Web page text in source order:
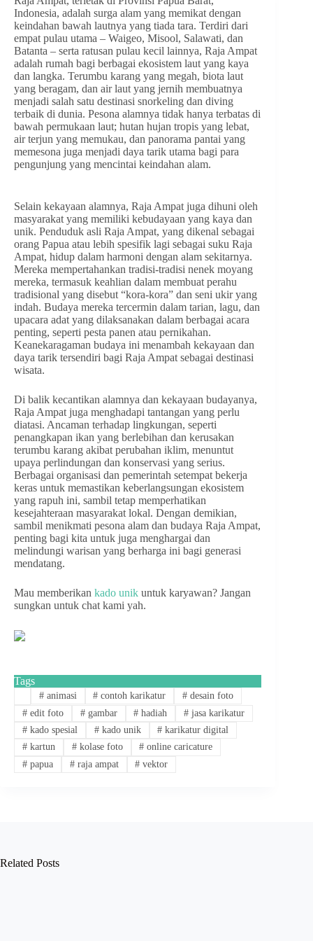
Indonesia, adalah surga alam yang memikat dengan
keindahan bawah lautnya yang tiada tara. Terdiri dari
empat pulau utama – Waigeo, Misool, Salawati, dan
Batanta – serta ratusan pulau kecil lainnya, Raja Ampat
adalah rumah bagi berbagai ekosistem laut yang kaya
dan langka. Terumbu karang yang megah, biota laut
yang beragam, dan air laut yang jernih membuatnya
menjadi salah satu destinasi snorkeling dan diving
terbaik di dunia. Pesona alamnya tidak hanya terbatas di
bawah permukaan laut; hutan hujan tropis yang lebat,
air terjun yang memukau, dan panorama pantai yang
memesona juga menjadi daya tarik utama bagi para
pengunjung yang mencintai keindahan alam.
Selain kekayaan alamnya, Raja Ampat juga dihuni oleh
masyarakat yang memiliki kebudayaan yang kaya dan
unik. Penduduk asli Raja Ampat, yang dikenal sebagai
orang Papua atau lebih spesifik lagi sebagai suku Raja
Ampat, hidup dalam harmoni dengan alam sekitarnya.
Mereka mempertahankan tradisi-tradisi nenek moyang
mereka, termasuk keahlian dalam membuat perahu
tradisional yang disebut “kora-kora” dan seni ukir yang
indah. Budaya mereka tercermin dalam tarian, lagu, dan
upacara adat yang dilaksanakan dalam berbagai acara
penting, seperti pesta panen atau pernikahan.
Keanekaragaman budaya ini menambah kekayaan dan
daya tarik tersendiri bagi Raja Ampat sebagai destinasi
wisata.
Di balik kecantikan alamnya dan kekayaan budayanya,
Raja Ampat juga menghadapi tantangan yang perlu
diatasi. Ancaman terhadap lingkungan, seperti
penangkapan ikan yang berlebihan dan kerusakan
terumbu karang akibat perubahan iklim, menuntut
upaya perlindungan dan konservasi yang serius.
Berbagai organisasi dan pemerintah setempat bekerja
keras untuk memastikan keberlangsungan ekosistem
yang rapuh ini, sambil tetap memperhatikan
kesejahteraan masyarakat lokal. Dengan demikian,
sambil menikmati pesona alam dan budaya Raja Ampat,
penting bagi kita untuk juga menghargai dan
melindungi warisan yang berharga ini bagi generasi
mendatang.
Mau memberikan kado unik untuk karyawan? Jangan
sungkan untuk chat kami yah.
Tags
#animasi # contoh karikatur # desain foto
#edit foto #gambar # hadiah # jasa karikatur
#kado spesial #kado unik # karikatur digital
#kartun #kolase foto # online caricature
#papua #raja ampat # vektor
Related Posts